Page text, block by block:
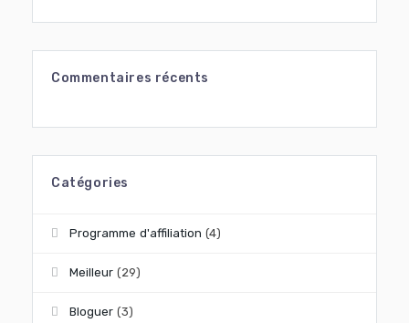
Commentaires récents
Catégories
Programme d'affiliation (4)
Meilleur (29)
Bloguer (3)